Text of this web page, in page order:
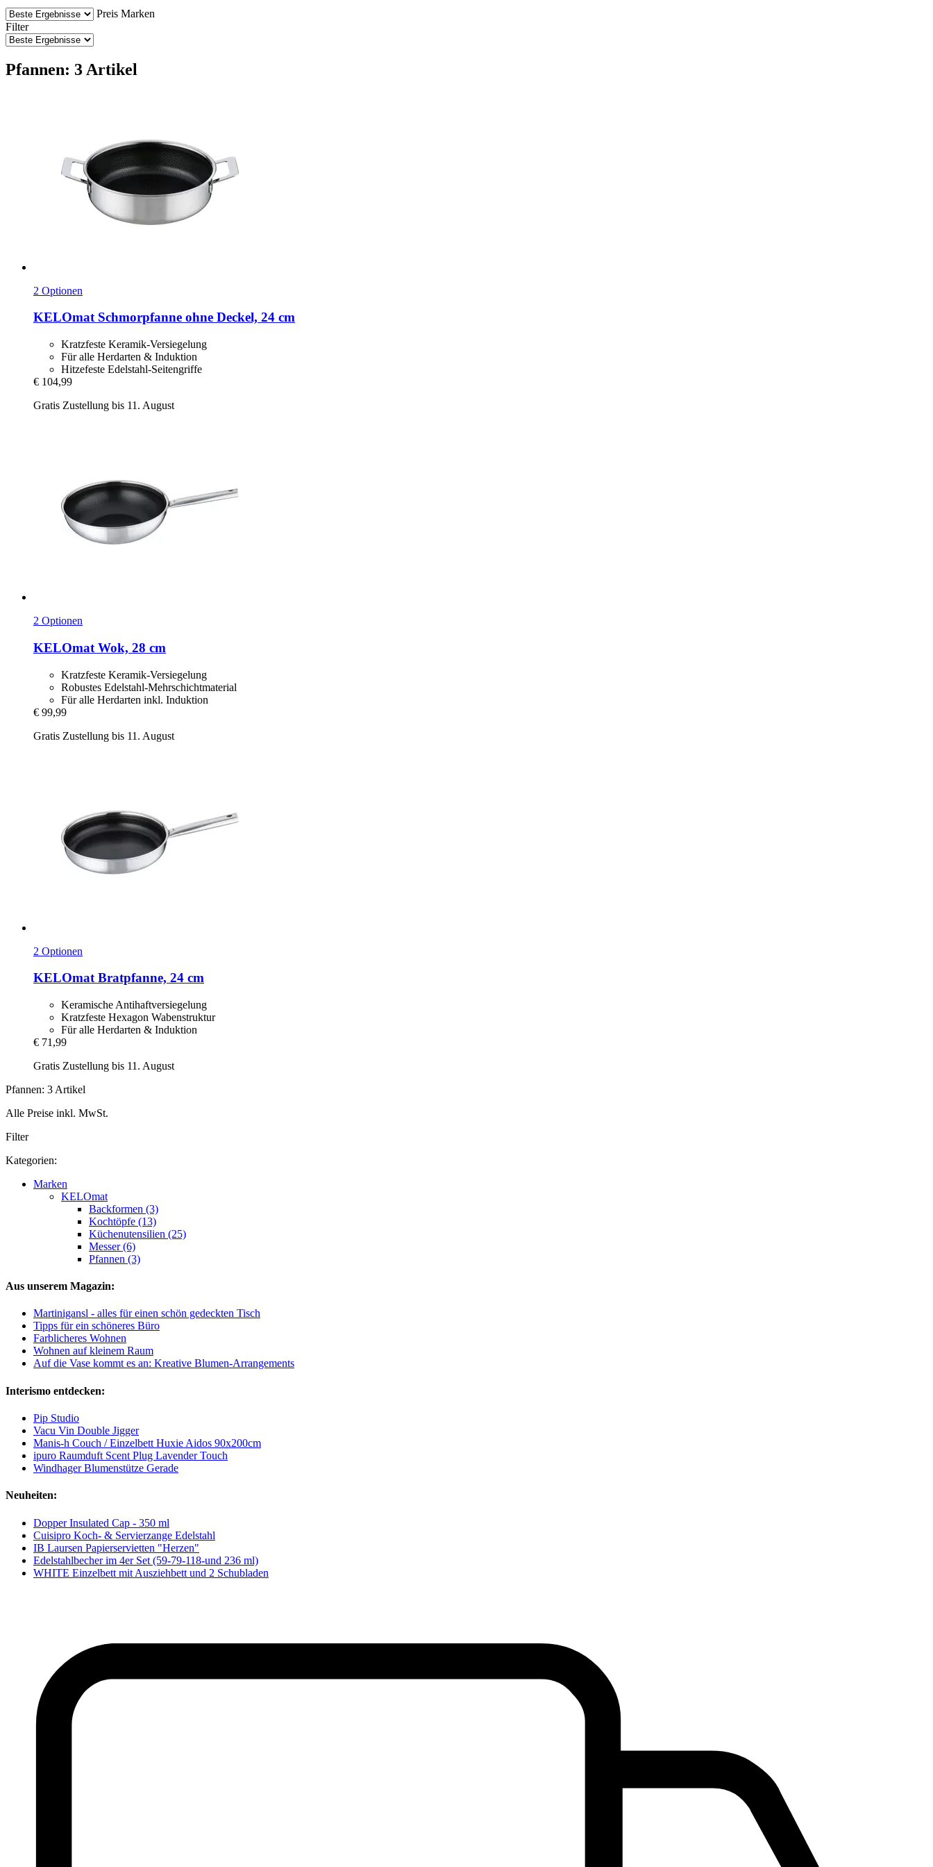
Preis Marken
Filter
Pfannen: 3 Artikel
2 Optionen
KELOmatSchmorpfanne ohne Deckel, 24 cm
Kratzfeste Keramik-Versiegelung
Für alle Herdarten & Induktion
Hitzefeste Edelstahl-Seitengriffe
€ 104,99
Gratis Zustellung bis 11. August
2 Optionen
KELOmat Wok, 28 cm
Kratzfeste Keramik-Versiegelung
Robustes Edelstahl-Mehrschichtmaterial
Für alle Herdarten inkl. Induktion
€ 99,99
Gratis Zustellung bis 11. August
2 Optionen
KELOmatBratpfanne, 24 cm
Keramische Antihaftversiegelung
Kratzfeste Hexagon Wabenstruktur
Für alle Herdarten & Induktion
€ 71,99
Gratis Zustellung bis 11. August
Pfannen: 3 Artikel
Alle Preise inkl. MwSt.
Filter
Kategorien:
Marken
KELOmat
Backformen (3)
Kochtöpfe (13)
Küchenutensilien (25)
Messer (6)
Pfannen (3)
Aus unserem Magazin:
Martinigansl - alles für einen schön gedeckten Tisch
Tipps für ein schöneres Büro
Farblicheres Wohnen
Wohnen auf kleinem Raum
Auf die Vase kommt es an: Kreative Blumen-Arrangements
Interismo entdecken:
Pip Studio
Vacu Vin Double Jigger
Manis-h Couch / Einzelbett Huxie Aidos 90x200cm
ipuro Raumduft Scent Plug Lavender Touch
Windhager Blumenstütze Gerade
Neuheiten:
Dopper Insulated Cap - 350 ml
Cuisipro Koch- & Servierzange Edelstahl
IB Laursen Papierservietten "Herzen"
Edelstahlbecher im 4er Set (59-79-118-und 236 ml)
WHITE Einzelbett mit Ausziehbett und 2 Schubladen